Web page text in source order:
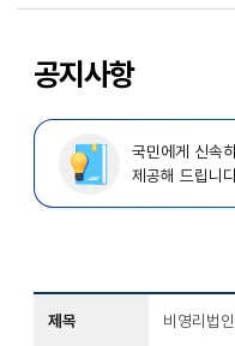
공지사항
국민에게 신속
제공해 드립니
제목 비영리법